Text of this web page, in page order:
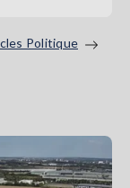
Politique